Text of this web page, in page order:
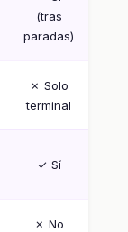
(tras
paradas)
✗ Solo
terminal
✓ Sí
✗ No